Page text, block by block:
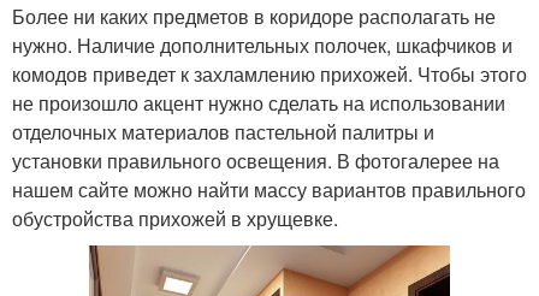
Более ни каких предметов в коридоре располагать не
нужно. Наличие дополнительных полочек, шкафчиков и
комодов приведет к захламлению прихожей. Чтобы этого
не произошло акцент нужно сделать на использовании
отделочных материалов пастельной палитры и
установки правильного освещения. В фотогалерее на
нашем сайте можно найти массу вариантов правильного
обустройства прихожей в хрущевке.